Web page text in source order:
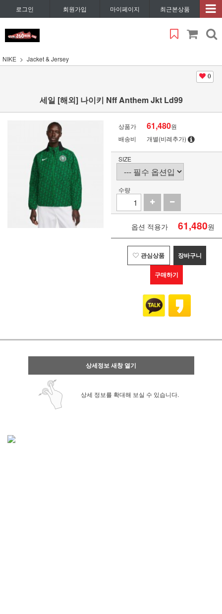
로그인 회원가입 마이페이지 최근본상품
NIKE Jacket & Jersey
0
세일 [해외] 나이키 Nff Anthem Jkt Ld99
상품가 61,480원
배송비
개별(비례추가)
SIZE
수량
옵션 적용가 61,480원
관심상품 장바구니
구매하기
상세정보 새창 열기
상세 정보를 확대해 보실 수 있습니다.